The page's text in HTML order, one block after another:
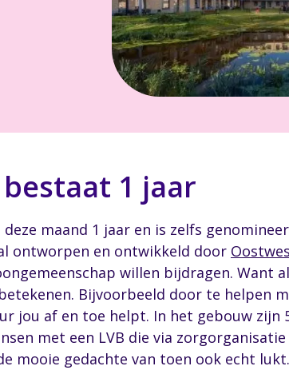
1 jaar
maand 1 jaar en is zelfs
ontworpen en ontwikkeld door
willen bijdragen. Want
Bijvoorbeeld door te helpen
jou af en toe helpt. In het gebouw
met een LVB die via
mooie gedachte van toen ook echt lukt.